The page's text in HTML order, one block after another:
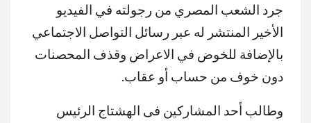
جرد الشعب المصري من رجولته في الفيديو
الأخير المنتشر له عبر رسائل التواصل الاجتماعي
بالإضافة للخوض في الاعراض وقذف المحصنات
دون خوف من حساب أو عقاب.
وطالب أحد المشاركين فى الهشتاج الرئيس